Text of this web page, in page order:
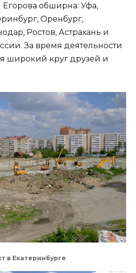
Егорова обширна: Уфа,
Оренбург,
Ростов, Астрахань и
За время деятельности
широкий круг друзей и
в Екатеринбурге